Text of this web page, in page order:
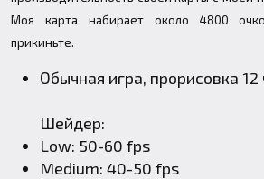
Моя карта набирает около 4800
прикиньте.
Обычная игра, прорисовка
Шейдер:
Low: 50-60 fps
Medium: 40-50 fps